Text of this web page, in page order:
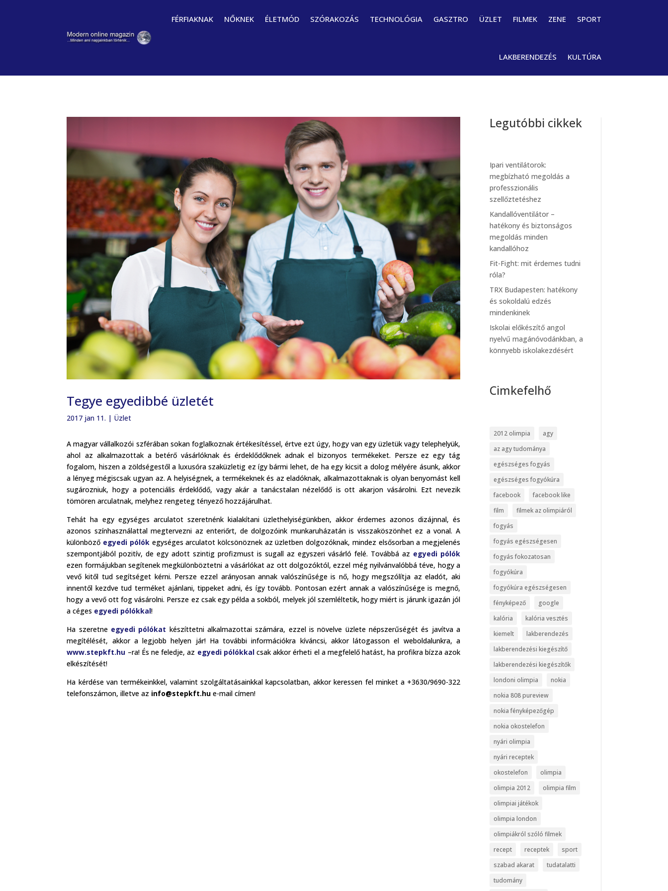
FÉRFIAKNAK NŐKNEK ÉLETMÓD SZÓRAKOZÁS TECHNOLÓGIA GASZTRO ÜZLET FILMEK ZENE SPORT
LAKBERENDEZÉS KULTÚRA
Tegye egyedibbé üzletét
2017 jan 11. | Üzlet
A magyar vállalkozói szférában sokan foglalkoznak értékesítéssel, értve ezt úgy, hogy van egy üzletük vagy telephelyük,
ahol az alkalmazottak a betérő vásárlóknak és érdeklődőknek adnak el bizonyos termékeket. Persze ez egy tág
fogalom, hiszen a zöldségestől a luxusóra szaküzletig ez így bármi lehet, de ha egy kicsit a dolog mélyére ásunk, akkor
a lényeg mégiscsak ugyan az. A helyiségnek, a termékeknek és az eladóknak, alkalmazottaknak is olyan benyomást kell
sugározniuk, hogy a potenciális érdeklődő, vagy akár a tanácstalan nézelődő is ott akarjon vásárolni. Ezt nevezik
tömören arculatnak, melyhez rengeteg tényező hozzájárulhat.
Tehát ha egy egységes arculatot szeretnénk kialakítani üzlethelyiségünkben, akkor érdemes azonos dizájnnal, és
azonos színhasználattal megtervezni az enteriőrt, de dolgozóink munkaruházatán is visszaköszönhet ez a vonal. A
különböző egyedi pólókegységes arculatot kölcsönöznek az üzletben dolgozóknak, mindez elsősorban a megjelenés
szempontjából pozitív, de egy adott szintig profizmust is sugall az egyszeri vásárló felé. Továbbá az egyedi pólók
ezen formájukban segítenek megkülönböztetni a vásárlókat az ott dolgozóktól, ezzel még nyilvánvalóbbá téve, hogy a
vevő kitől tud segítséget kérni. Persze ezzel arányosan annak valószínűsége is nő, hogy megszólítja az eladót, aki
innentől kezdve tud terméket ajánlani, tippeket adni, és így tovább. Pontosan ezért annak a valószínűsége is megnő,
hogy a vevő ott fog vásárolni. Persze ez csak egy példa a sokból, melyek jól szemléltetik, hogy miért is járunk igazán jól
a céges egyedi pólókkal!
Ha szeretne egyedi pólókat készíttetni alkalmazottai számára, ezzel is növelve üzlete népszerűségét és javítva a
megítélését, akkor a legjobb helyen jár! Ha további információkra kíváncsi, akkor látogasson el weboldalunkra, a
www.stepkft.hu –ra! És ne feledje, az egyedi pólókkalcsak akkor érheti el a megfelelő hatást, ha profikra bízza azok
elkészítését!
Ha kérdése van termékeinkkel, valamint szolgáltatásainkkal kapcsolatban, akkor keressen fel minket a +3630/9690-322
telefonszámon, illetve az info@stepkft.hu e-mail címen!
Legutóbbi cikkek
Ipari ventilátorok:
megbízható megoldás a
professzionális
szellőztetéshez
Kandallóventilátor –
hatékony és biztonságos
megoldás minden
kandallóhoz
Fit-Fight: mit érdemes tudni
róla?
TRX Budapesten: hatékony
és sokoldalú edzés
mindenkinek
Iskolai előkészítő angol
nyelvű magánóvodánkban, a
könnyebb iskolakezdésért
Cimkefelhő
2012 olimpia
agy
az agy tudománya
egészséges fogyás
egészséges fogyókúra
facebook
facebook like
film
filmek az olimpiáról
fogyás
fogyás egészségesen
fogyás fokozatosan
fogyókúra
fogyókúra egészségesen
fényképező
google
kalória
kalória vesztés
kiemelt
lakberendezés
lakberendezési kiegészítő
lakberendezési kiegészítők
londoni olimpia
nokia
nokia 808 pureview
nokia fényképezőgép
nokia okostelefon
nyári olimpia
nyári receptek
okostelefon
olimpia
olimpia 2012
olimpia film
olimpiai játékok
olimpia london
olimpiákról szóló filmek
recept
receptek
sport
szabad akarat
tudatalatti
tudomány